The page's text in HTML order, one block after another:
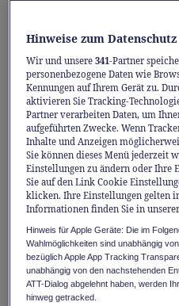
sparen.
Dass Solarstrom
zur Energiewende
Geheimnis mehr.
kein eigenes Haus mit
Dachfläche für eine
besitzt oder die
Keine Sorge – auch
Mieter gibt es
selbst zu erzeugen.
Eine davon bietet das
Hinweise zum Datenschutz
Wir und unsere341-Partner
personenbezogene Daten wie
Kennungen auf Ihrem Gerät zu.
aktivieren Sie Tracking-
Partner verarbeiten Daten, um
aufgeführten Zwecke. Wenn
Inhalte und Anzeigen
Sie können dieses Menü jederzeit
Einstellungen zu ändern oder
Sie auf den Link Cookie
klicken. Ihre Einstellungen gelten
Informationen finden Sie in
Hinweis für Apple Geräte: Die im
Wahlmöglichkeiten sind unabhängig
bezüglich Apple App Tracking
unabhängig von den nachstehenden
ATT-Dialog abgelehnt haben, werden
hinweg getracked.